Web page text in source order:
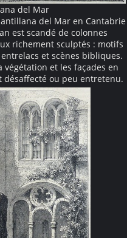
del Mar
del Mar en Cantabrie
est scandé de colonnes
richement sculptés : motifs
et scènes bibliques.
et les façades en
ou peu entretenu.